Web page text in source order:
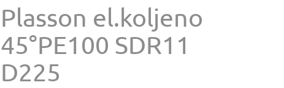
Plasson el.koljeno
45°PE100 SDR11
D225